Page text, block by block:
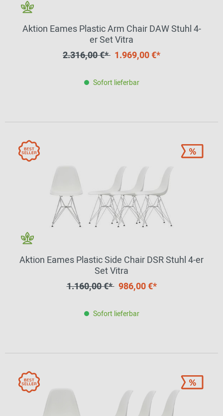
Aktion Eames Plastic Arm Chair DAW Stuhl 4-
er Set Vitra
2.316,00 €* 1.969,00 €*
Sofort lieferbar
Aktion Eames Plastic Side Chair DSR Stuhl 4-er
Set Vitra
1.160,00 €*986,00 €*
Sofort lieferbar